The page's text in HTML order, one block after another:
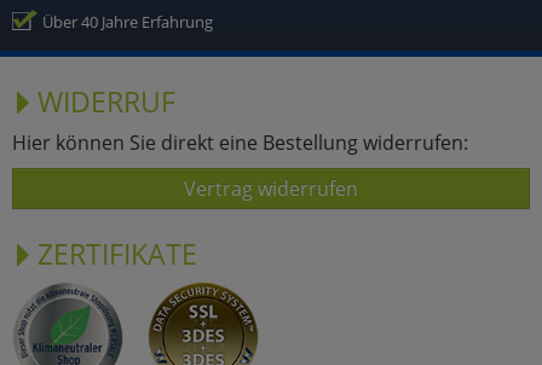
Über 40 Jahre Erfahrung
WIDERRUF
Hier können Sie direkt eine Bestellung widerrufen:
Vertrag widerrufen
ZERTIFIKATE